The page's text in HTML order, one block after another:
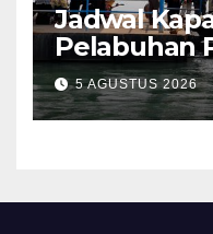
Jadwal
Pelabuhan
Sejumlah
5 AGUSTUS 2026